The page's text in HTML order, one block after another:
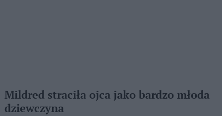
Mildred straciła ojca jako bardzo młoda
dziewczyna